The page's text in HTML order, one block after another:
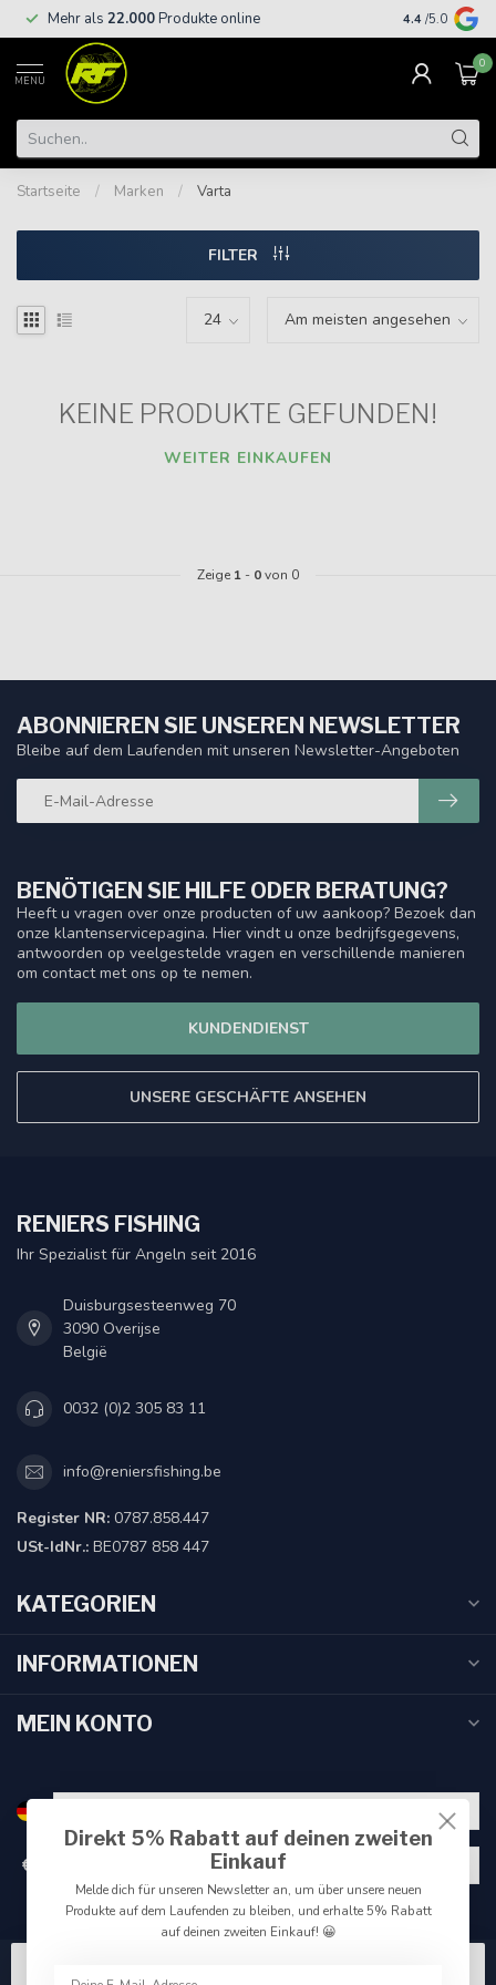
Mehr als 22.000Produkte online Kostenloser
€
4.4 /5.0
MENU
0
Startseite / Marken / Varta
FILTER
KEINE PRODUKTE GEFUNDEN!
WEITER EINKAUFEN
Zeige 1 - 0von 0
BENÖTIGEN SIE HILFE ODER BERATUNG?
Heeft u vragen over onze producten of uw aankoop? Bezoek dan
onze klantenservicepagina. Hier vindt u onze bedrijfsgegevens,
antwoorden op veelgestelde vragen en verschillende manieren
om contact met ons op te nemen.
KUNDENDIENST
UNSERE GESCHÄFTE ANSEHEN
ABONNIEREN SIE UNSEREN NEWSLETTER
Bleibe auf dem Laufenden mit unseren Newsletter-Angeboten
RENIERS FISHING
Ihr Spezialist für Angeln seit 2016
Duisburgsesteenweg 70
3090 Overijse
België
0032 (0)2 305 83 11
info@reniersfishing.be
Register NR: 0787.858.447
USt-IdNr.: BE0787 858 447
KATEGORIEN
INFORMATIONEN
MEIN KONTO
€
Direkt 5% Rabatt auf deinen zweiten
Einkauf
Melde dich für unseren Newsletter an, um über unsere neuen
Produkte auf dem Laufenden zu bleiben, und erhalte 5% Rabatt
auf deinen zweiten Einkauf! 😀